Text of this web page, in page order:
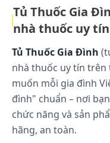
Dùng cho trẻ sơ
bác sĩ.
Tác dụng phụ
Chưa có báo cáo về
Tác dụng phụ có
Chưa có thông tin
Những lưu ý
Tủ Thuốc Gia
nhà thuốc uy tín
Tủ Thuốc Gia Đình
nhà thuốc uy tín trên
muốn mỗi gia đình
đình" chuẩn – nơi
chức năng và sản
hãng, an toàn.